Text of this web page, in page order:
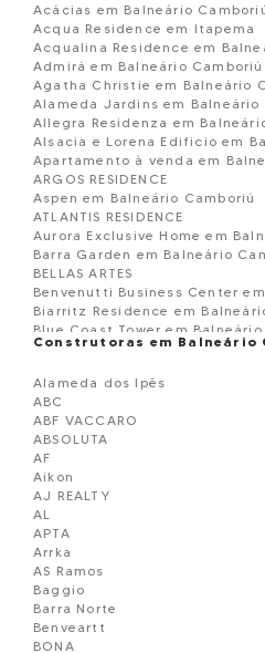
Acácias em Balneário
Acqua Residence em Itapema
Acqualina Residence em
Admirá em Balneário Camboriú
Agatha Christie em Balneário
Alameda Jardins em Balneário
Allegra Residenza em
Alsacia e Lorena Edificio em
Apartamento à venda em
ARGOS RESIDENCE
Aspen em Balneário Camboriú
ATLANTIS RESIDENCE
Aurora Exclusive Home em
Barra Garden em Balneário
BELLAS ARTES
Benvenutti Business Center
Biarritz Residence em
Blue Coast Tower em
Blue Ocean Residence em
BOSQUE BELCANTO
BOURBON DE FRANCE
BRAVA GOLD
Brisas do Mar Edificio
CADORE
CALLA D VOLPI RESIDENCE EM
Camboriú Business Center em
Camellia Sinensis em Balneário
Cartagena Residence em
Cartier Residence em
Casa geminada á venda
Celebration Residence em
Charmant Residence em
Chãteau Montmartre em
Cidade Jardim em Balneário
Construtoras em Balneário
Alameda dos Ipês
ABC
ABF VACCARO
ABSOLUTA
AF
Aikon
AJ REALTY
AL
APTA
Arrka
AS Ramos
Baggio
Barra Norte
Benveartt
BONA